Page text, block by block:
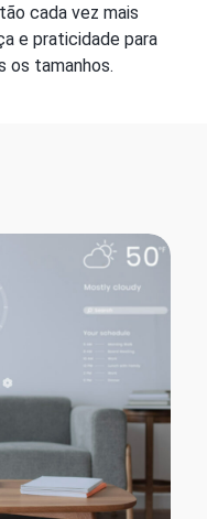
cada vez mais
e praticidade para
os tamanhos.